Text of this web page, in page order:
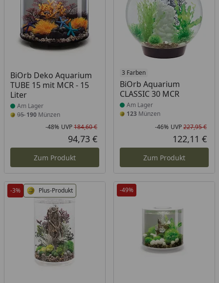
BiOrb Deko Aquarium
TUBE 15 mit MCR - 15
Liter
Produkt am Lager
Am Lager
95190 Münzen
Rabatt in Prozent
-48%
Ursprünglicher Preis
UVP184,60 €
Aktueller Preis
94,73 €
Zum Produkt
3 Farben
BiOrb Aquarium
CLASSIC 30 MCR
Produkt am Lager
Am Lager
123Münzen
-46% UVP227,95 €
122,11 €
Zum Produkt
-3% Plus-Produkt -49%